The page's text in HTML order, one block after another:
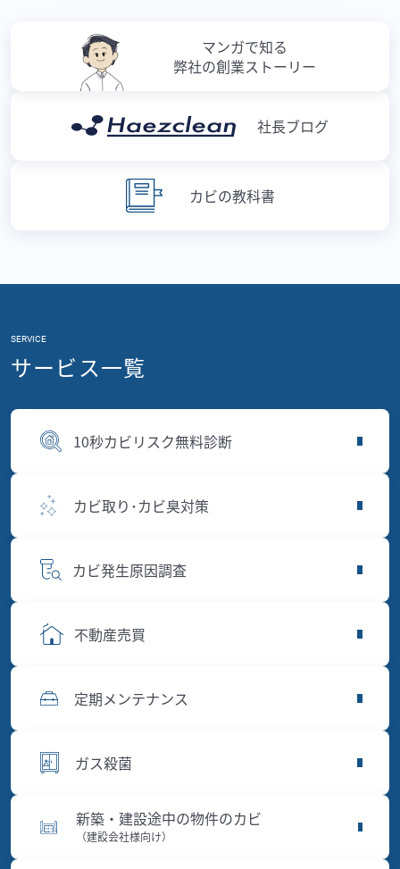
カビの教科書
社長ブログ
マンガで知る
弊社の創業ストーリー
SERVICE
サービス一覧
10秒カビリスク無料診断
カビ取り･カビ臭対策
カビ発生原因調査
不動産売買
定期メンテナンス
ガス殺菌
新築・建設途中の物件のカビ
（建設会社様向け）